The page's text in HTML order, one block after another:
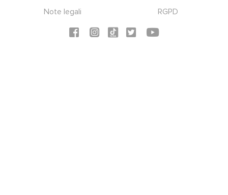
Note legali
RGPD
Social icons